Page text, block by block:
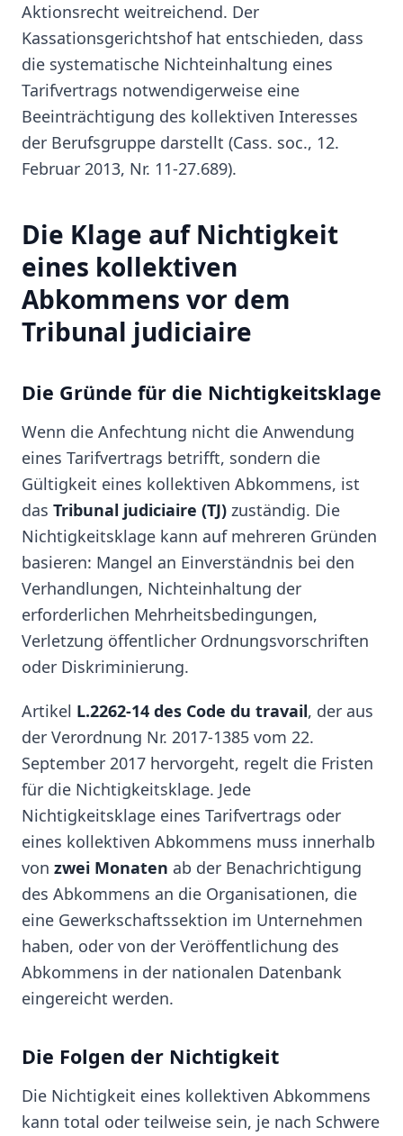
Aktionsrecht weitreichend. Der
Kassationsgerichtshof hat entschieden, dass
die systematische Nichteinhaltung eines
Tarifvertrags notwendigerweise eine
Beeinträchtigung des kollektiven Interesses
der Berufsgruppe darstellt (Cass. soc., 12.
Februar 2013, Nr. 11-27.689).
Die Klage auf Nichtigkeit
eines kollektiven
Abkommens vor dem
Tribunal judiciaire
Die Gründe für die Nichtigkeitsklage
Wenn die Anfechtung nicht die Anwendung
eines Tarifvertrags betrifft, sondern die
Gültigkeit eines kollektiven Abkommens, ist
das Tribunal judiciaire (TJ) zuständig. Die
Nichtigkeitsklage kann auf mehreren Gründen
basieren: Mangel an Einverständnis bei den
Verhandlungen, Nichteinhaltung der
erforderlichen Mehrheitsbedingungen,
Verletzung öffentlicher Ordnungsvorschriften
oder Diskriminierung.
Artikel L.2262-14 des Code du travail, der aus
der Verordnung Nr. 2017-1385 vom 22.
September 2017 hervorgeht, regelt die Fristen
für die Nichtigkeitsklage. Jede
Nichtigkeitsklage eines Tarifvertrags oder
eines kollektiven Abkommens muss innerhalb
von zwei Monaten ab der Benachrichtigung
des Abkommens an die Organisationen, die
eine Gewerkschaftssektion im Unternehmen
haben, oder von der Veröffentlichung des
Abkommens in der nationalen Datenbank
eingereicht werden.
Die Folgen der Nichtigkeit
Die Nichtigkeit eines kollektiven Abkommens
kann total oder teilweise sein, je nach Schwere